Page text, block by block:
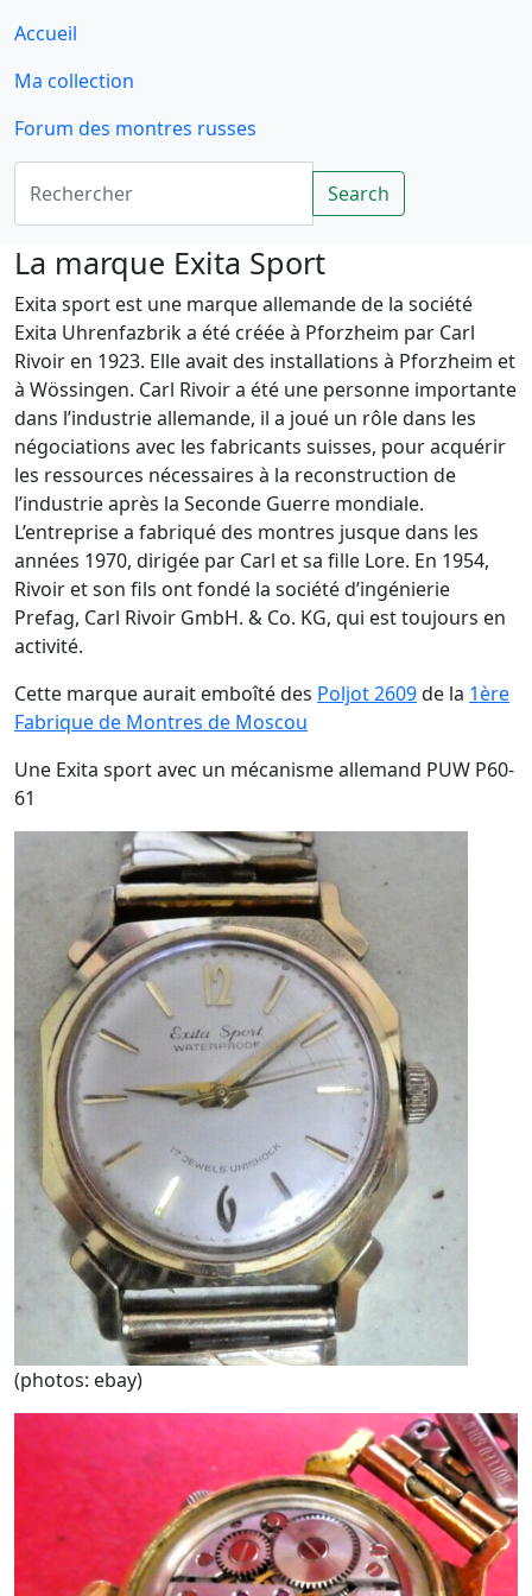
Accueil
Ma collection
Forum des montres russes
Rechercher
Search
La marque Exita Sport
Exita sport est une marque allemande de la société
Exita Uhrenfazbrik a été créée à Pforzheim par Carl
Rivoir en 1923. Elle avait des installations à Pforzheim et
à Wössingen. Carl Rivoir a été une personne importante
dans l’industrie allemande, il a joué un rôle dans les
négociations avec les fabricants suisses, pour acquérir
les ressources nécessaires à la reconstruction de
l’industrie après la Seconde Guerre mondiale.
L’entreprise a fabriqué des montres jusque dans les
années 1970, dirigée par Carl et sa fille Lore. En 1954,
Rivoir et son fils ont fondé la société d’ingénierie
Prefag, Carl Rivoir GmbH. & Co. KG, qui est toujours en
activité.
Cette marque aurait emboîté des Poljot 2609de la 1ère
Fabrique de Montres de Moscou
Une Exita sport avec un mécanisme allemand PUW P60-
61
(photos: ebay)